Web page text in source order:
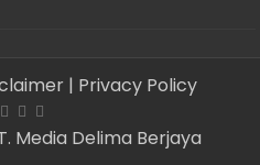
| Privacy Policy
Media Delima Berjaya